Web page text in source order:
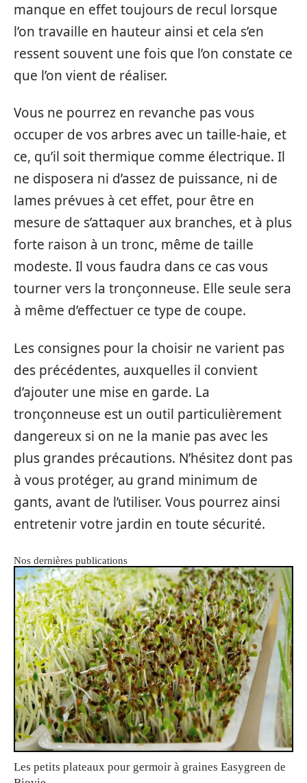
manque en effet toujours de recul lorsque
l’on travaille en hauteur ainsi et cela s’en
ressent souvent une fois que l’on constate ce
que l’on vient de réaliser.
Vous ne pourrez en revanche pas vous
occuper de vos arbres avec un taille-haie, et
ce, qu’il soit thermique comme électrique. Il
ne disposera ni d’assez de puissance, ni de
lames prévues à cet effet, pour être en
mesure de s’attaquer aux branches, et à plus
forte raison à un tronc, même de taille
modeste. Il vous faudra dans ce cas vous
tourner vers la tronçonneuse. Elle seule sera
à même d’effectuer ce type de coupe.
Les consignes pour la choisir ne varient pas
des précédentes, auxquelles il convient
d’ajouter une mise en garde. La
tronçonneuse est un outil particulièrement
dangereux si on ne la manie pas avec les
plus grandes précautions. N’hésitez dont pas
à vous protéger, au grand minimum de
gants, avant de l’utiliser. Vous pourrez ainsi
entretenir votre jardin en toute sécurité.
Nos dernières publications
Les petits plateaux pour germoir à graines Easygreen de